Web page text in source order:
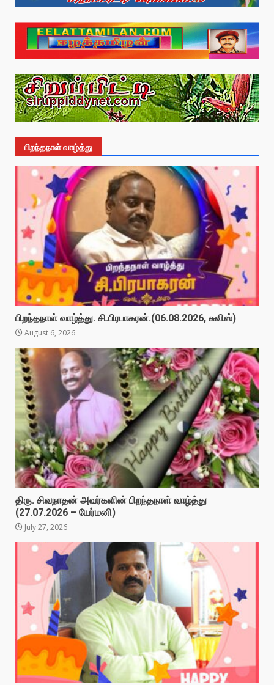
பிறந்தநாள் வாழ்த்து
பிறந்தநாள் வாழ்த்து. சி.பிரபாகரன்.(06.08.2026, சுவிஸ்)
August 6, 2026
திரு. சிவநாதன் அவர்களின் பிறந்தநாள் வாழ்த்து
(27.07.2026 – யேர்மனி)
July 27, 2026